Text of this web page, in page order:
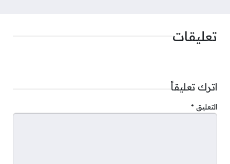
تعليقات
اترك تعليقاً
التعليق *